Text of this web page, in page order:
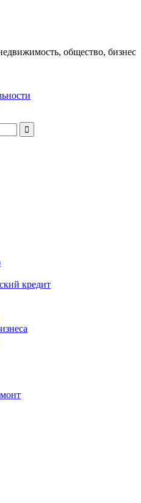
общество, бизнес
кредит